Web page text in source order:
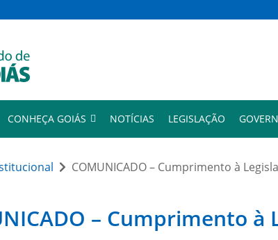
CONHEÇA GOIÁS NOTÍCIAS LEGISLAÇÃO
COMUNICADO – Cumprimento à
– Cumprimento à